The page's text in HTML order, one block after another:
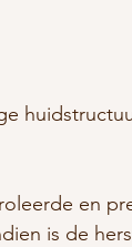
en
is de